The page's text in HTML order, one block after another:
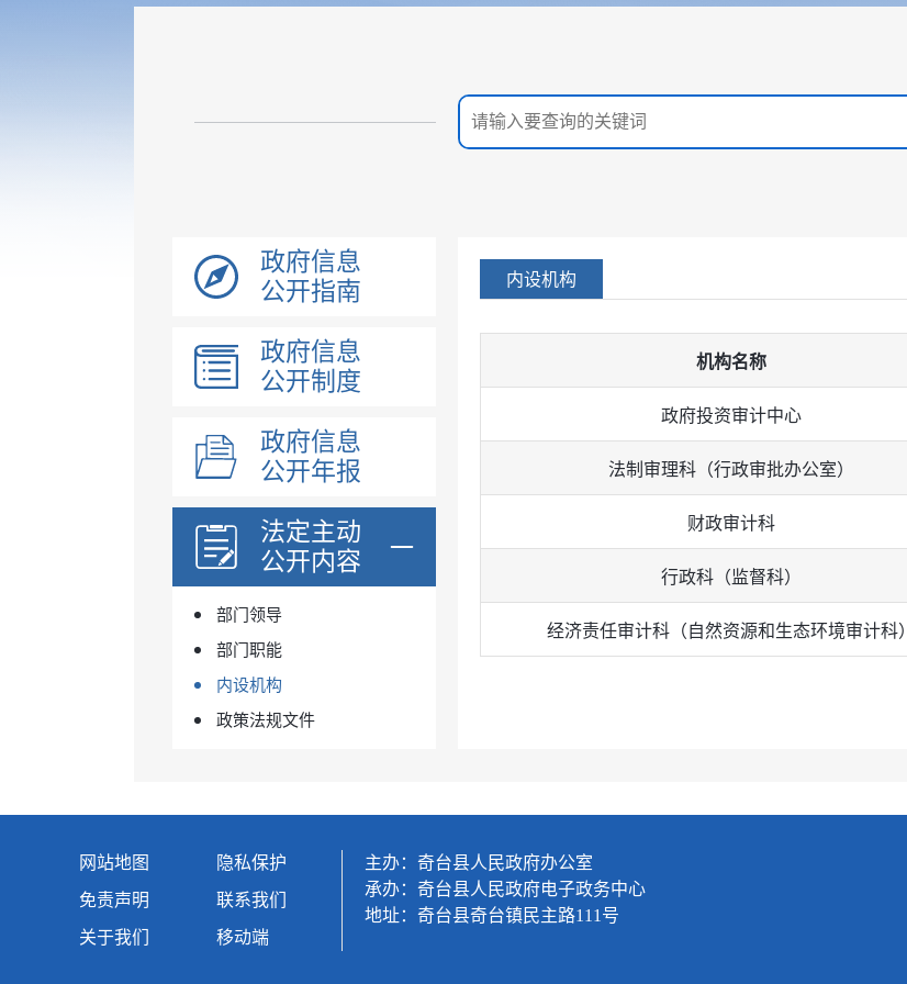
政府信息
公开指南
政府信息
公开制度
政府信息
公开年报
法定主动
公开内容
部门领导
部门职能
内设机构
政策法规文件
内设机构
机构名称
政府投资审计中心
法制审理科（行政审批办公室）
财政审计科
行政科（监督科）
经济责任审计科（自然资源和生态环境审计科）
网站地图
隐私保护
免责声明
联系我们
关于我们
移动端
主办：奇台县人民政府办公室
承办：奇台县人民政府电子政务中心
地址：奇台县奇台镇民主路111号